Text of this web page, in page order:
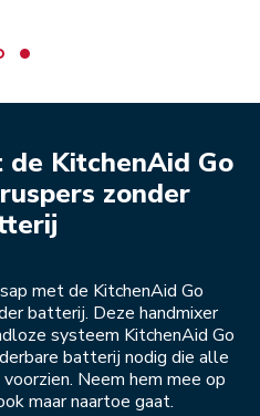
de KitchenAid Go
zonder
met de KitchenAid Go
batterij. Deze handmixer
systeem KitchenAid Go
batterij nodig die alle
Neem hem mee op
maar naartoe gaat.